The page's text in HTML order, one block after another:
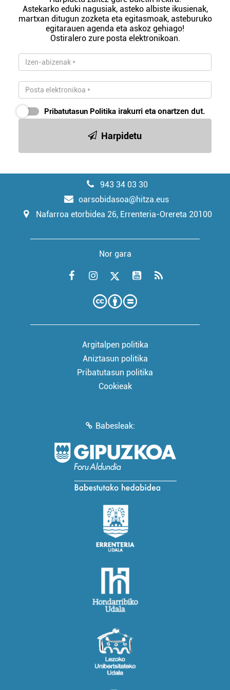
Astekarko eduki nagusiak, asteko albiste ikusienak,
martxan ditugun zozketa eta egitasmoak, asteburuko
egitarauen agenda eta askoz gehiago!
Ostiralero zure posta elektronikoan.
Pribatutasun Politika irakurri eta onartzen dut.
Harpidetu
943 34 03 30
oarsobidasoa@hitza.eus
Nafarroa etorbidea 26, Errenteria-Orereta 20100
Nor gara
Argitalpen politika
Aniztasun politika
Pribatutasun politika
Cookieak
Babesleak: